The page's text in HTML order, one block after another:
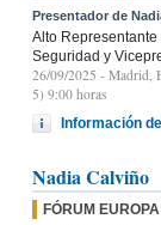
Presentador de
Alto
Seguridad y
26/09/2025 - Madrid,
5) 9:00 horas
Información
Nadia Calviño
FÓRUM EUROPA